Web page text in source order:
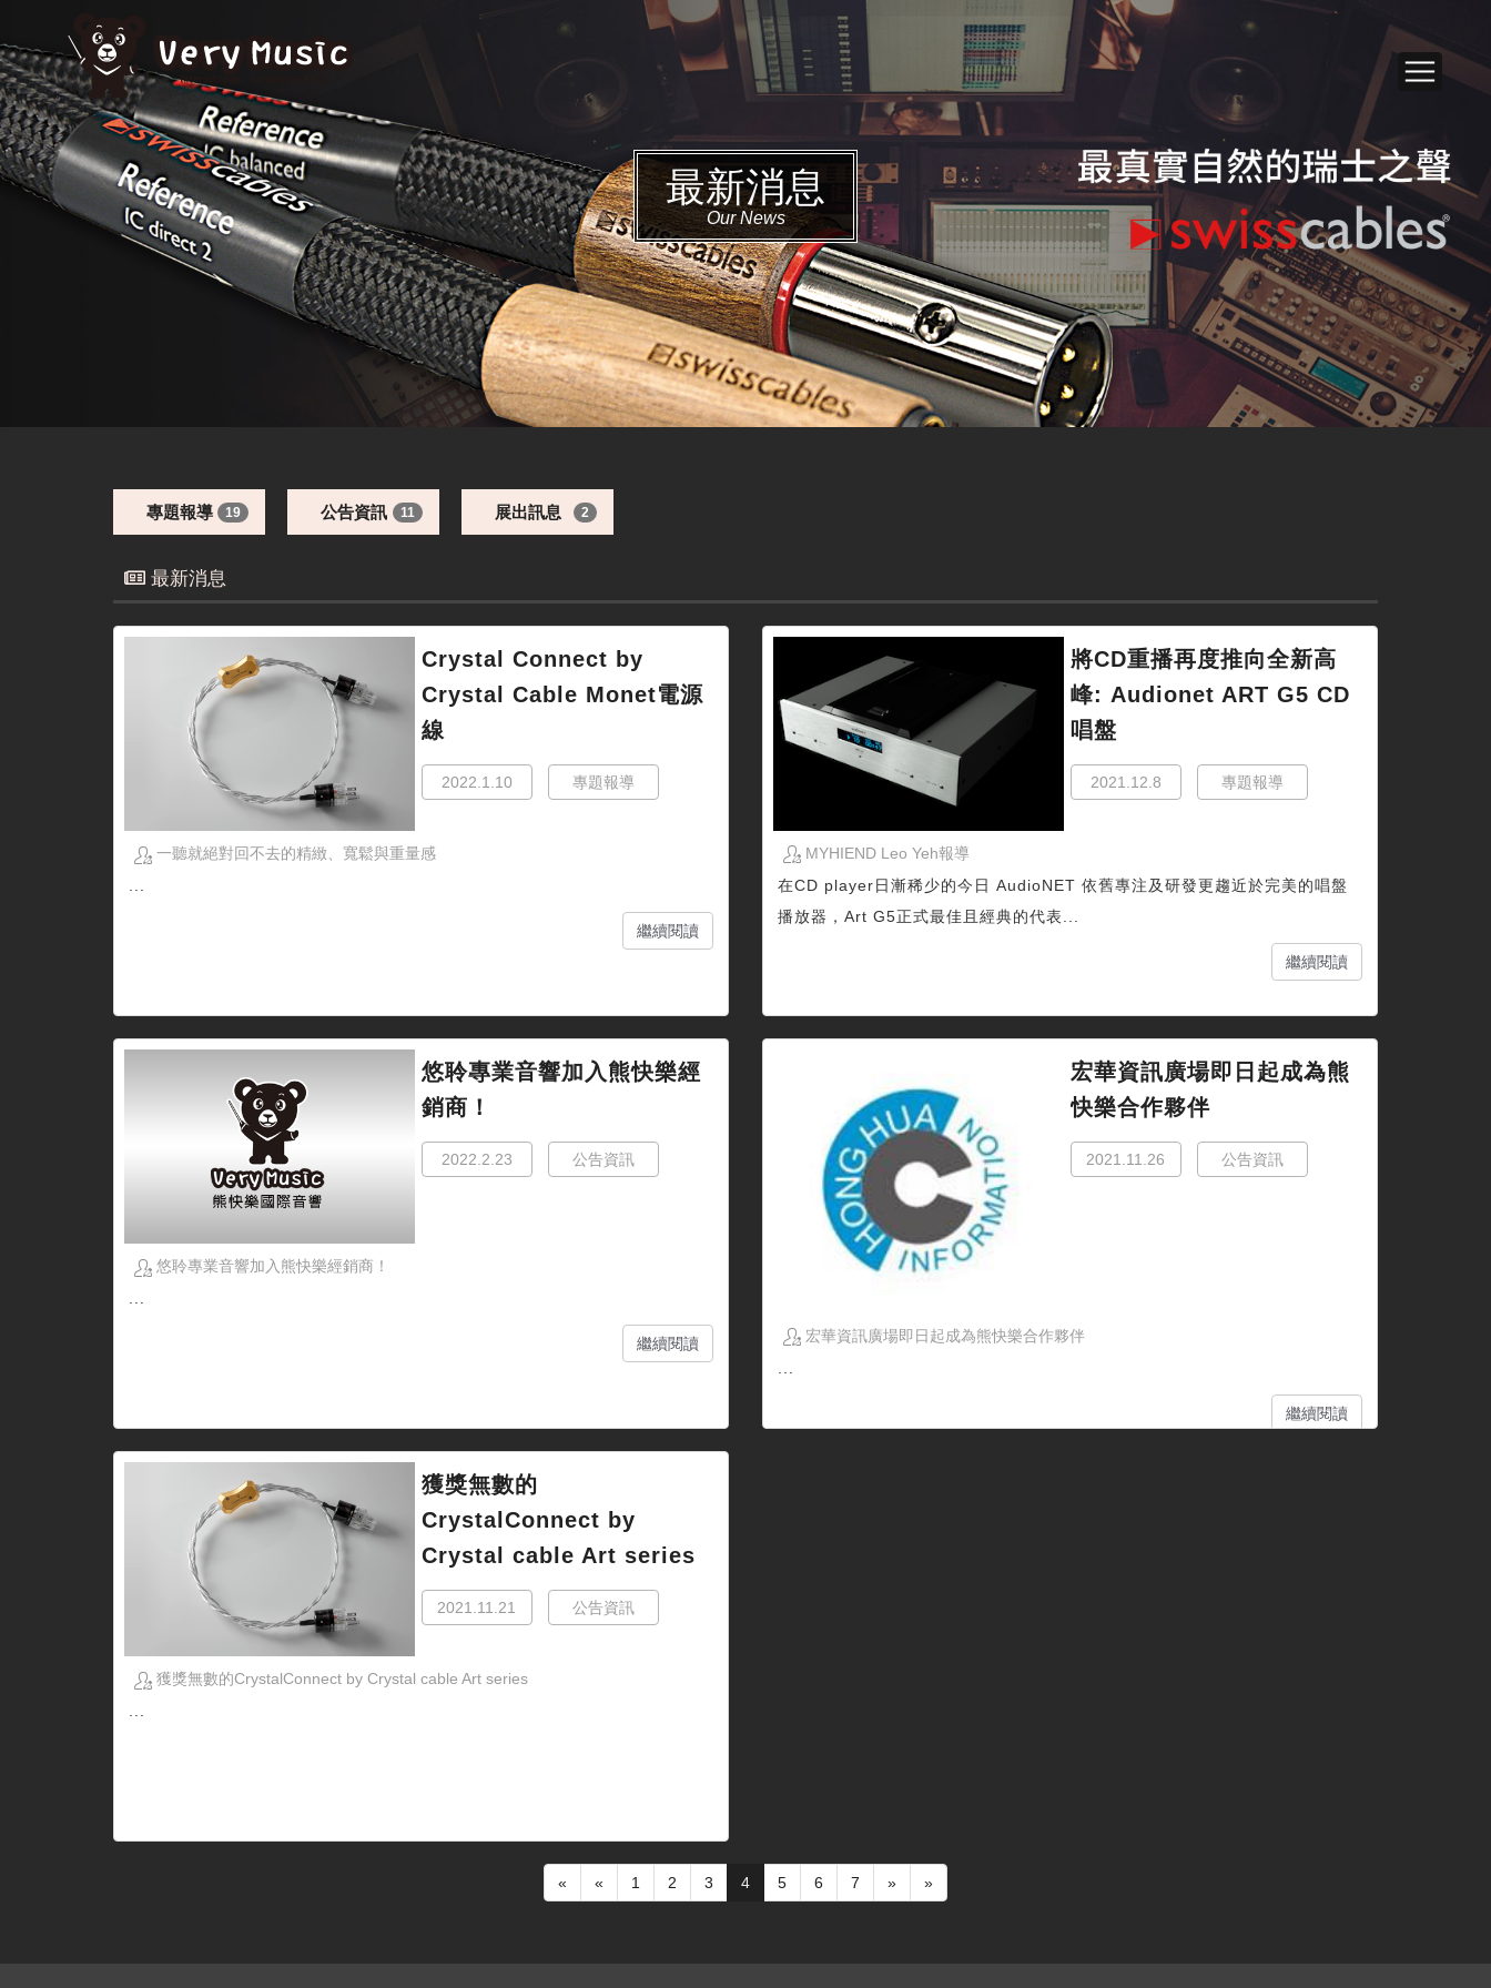
最新消息
Our News
專題報導 19 公告資訊 11 展出訊息 2
最新消息
Crystal Connect by
Crystal Cable Monet電源
線
2022.1.10 專題報導
一聽就絕對回不去的精緻、寬鬆與重量感
...
繼續閱讀
將CD重播再度推向全新高
峰: Audionet ART G5 CD
唱盤
2021.12.8 專題報導
MYHIEND Leo Yeh報導
在CD player日漸稀少的今日 AudioNET 依舊專注及研發更趨近於完美的唱盤
播放器，Art G5正式最佳且經典的代表...
繼續閱讀
悠聆專業音響加入熊快樂經
銷商！
2022.2.23 公告資訊
悠聆專業音響加入熊快樂經銷商！
...
繼續閱讀
宏華資訊廣場即日起成為熊
快樂合作夥伴
2021.11.26 公告資訊
宏華資訊廣場即日起成為熊快樂合作夥伴
繼續閱讀
獲獎無數的
CrystalConnect by
Crystal cable Art series
2021.11.21 公告資訊
獲獎無數的CrystalConnect by Crystal cable Art series
...
« « 1 2 3 4 5 6 7 » »